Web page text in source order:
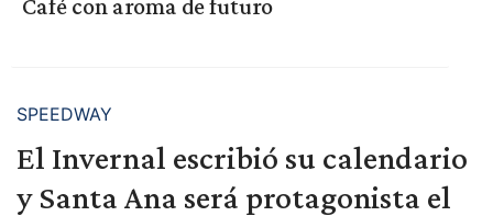
Café con aroma de futuro
SPEEDWAY
El Invernal escribió su calendario
y Santa Ana será protagonista el